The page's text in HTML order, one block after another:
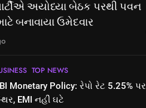
અયોધ્યા બેઠક પરથી પવન
બનાવાયા ઉમેદવાર
TOP NEWS
Monetary Policy: રેપો રેટ 5.25% પર
EMI નહીં ઘટે